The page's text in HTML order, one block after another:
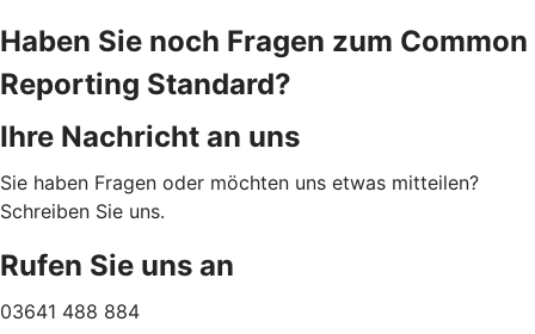
Haben Sie noch Fragen zum Common
Reporting Standard?
Ihre Nachricht an uns
Sie haben Fragen oder möchten uns etwas mitteilen?
Schreiben Sie uns.
Rufen Sie uns an
03641 488 884